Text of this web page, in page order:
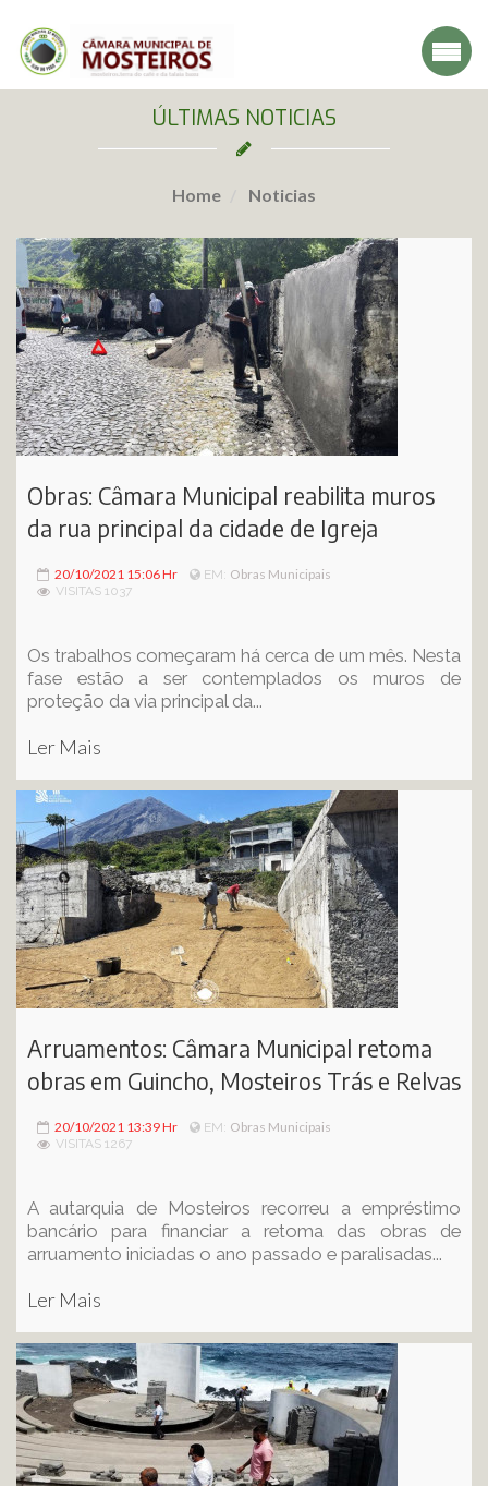
ÚLTIMAS NOTICIAS
Home Noticias
Obras: Câmara Municipal reabilita muros
da rua principal da cidade de Igreja
20/10/2021 15:06 Hr EM: Obras Municipais
VISITAS 1037
Os trabalhos começaram há cerca de um mês. Nesta
fase estão a ser contemplados os muros de
proteção da via principal da...
Ler Mais
Arruamentos: Câmara Municipal retoma
obras em Guincho, Mosteiros Trás e Relvas
20/10/2021 13:39 Hr EM: Obras Municipais
VISITAS 1267
A autarquia de Mosteiros recorreu a empréstimo
bancário para financiar a retoma das obras de
arruamento iniciadas o ano passado e paralisadas...
Ler Mais